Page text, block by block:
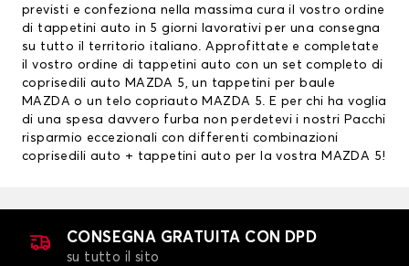
previsti e confeziona nella massima cura il vostro ordine
di tappetini auto in 5 giorni lavorativi per una consegna
su tutto il territorio italiano. Approfittate e completate
il vostro ordine di tappetini auto con un set completo di
coprisedili auto MAZDA 5, un tappetini per baule
MAZDA o un telo copriauto MAZDA 5. E per chi ha voglia
di una spesa davvero furba non perdetevi i nostri Pacchi
risparmio eccezionali con differenti combinazioni
coprisedili auto + tappetini auto per la vostra MAZDA 5!
CONSEGNA GRATUITA CON DPD
su tutto il sito